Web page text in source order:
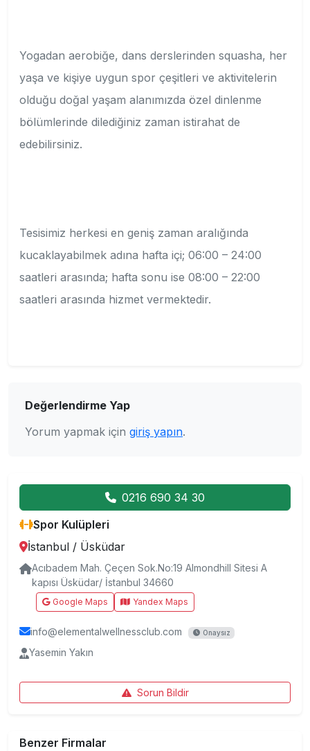
Yogadan aerobiğe, dans derslerinden squasha, her
yaşa ve kişiye uygun spor çeşitleri ve aktivitelerin
olduğu doğal yaşam alanımızda özel dinlenme
bölümlerinde dilediğiniz zaman istirahat de
edebilirsiniz.
Tesisimiz herkesi en geniş zaman aralığında
kucaklayabilmek adına hafta içi; 06:00 – 24:00
saatleri arasında; hafta sonu ise 08:00 – 22:00
saatleri arasında hizmet vermektedir.
Değerlendirme Yap
Yorum yapmak için giriş yapın.
0216 690 34 30
Spor Kulüpleri
İstanbul / Üsküdar
Acıbadem Mah. Çeçen Sok.No:19 Almondhill Sitesi A
kapısı Üsküdar/ İstanbul 34660
Google Maps Yandex Maps
info@elementalwellnessclub.com Onaysız
Yasemin Yakın
Sorun Bildir
Benzer Firmalar